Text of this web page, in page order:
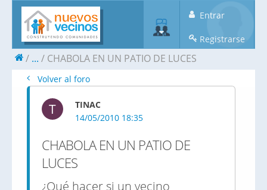
Entrar
Registrarse
... CHABOLA EN UN PATIO DE LUCES
Volver al foro
T
TINAC
14/05/2010 18:35
CHABOLA EN UN PATIO DE
LUCES
¿Qué hacer si un vecino